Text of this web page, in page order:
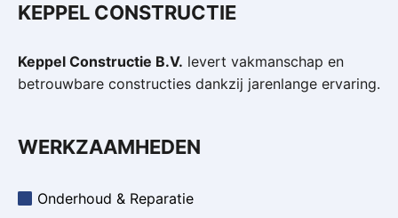
KEPPEL CONSTRUCTIE
Keppel Constructie B.V. levert vakmanschap en
betrouwbare constructies dankzij jarenlange ervaring.
WERKZAAMHEDEN
Onderhoud & Reparatie